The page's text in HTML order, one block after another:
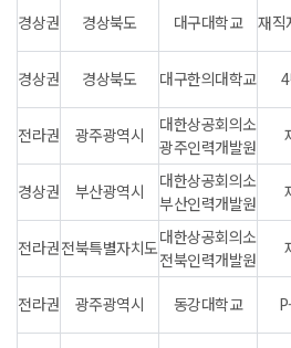
경상권 경상북도 대구대학교 재직
경상권 경상북도 대구한의대학교
전라권 광주광역시
대한상공회의소
광주인력개발원
경상권 부산광역시
대한상공회의소
부산인력개발원
전라권전북특별자치도대한상공회의소
전북인력개발원
전라권 광주광역시 동강대학교